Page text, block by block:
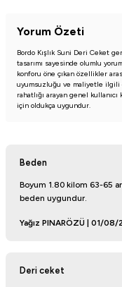
Yorum Özeti
Bordo Kışlık Suni Deri Ceket
tasarımı sayesinde olumlu
konforu öne çıkan özellikler
uyumsuzluğu ve maliyetle ilgili
rahatlığı arayan genel
için oldukça uygundur.
Beden
Boyum 1.80 kilom 63-65
beden uygundur.
Yağız PINARÖZÜ | 01/08/
Deri ceket